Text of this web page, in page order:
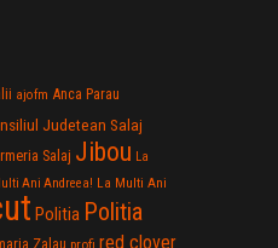
ajofm Anca Parau
Judetean Salaj
Salaj Jibou La
Ani Andreea! La Multi Ani
Politia Politia
Zalau profi red clover